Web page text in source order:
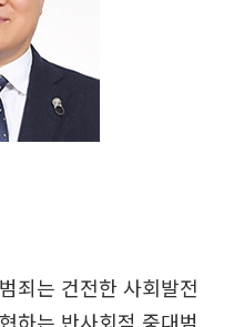
죄는 건전한 사회발전